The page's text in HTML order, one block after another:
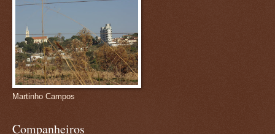
Martinho Campos
Companheiros